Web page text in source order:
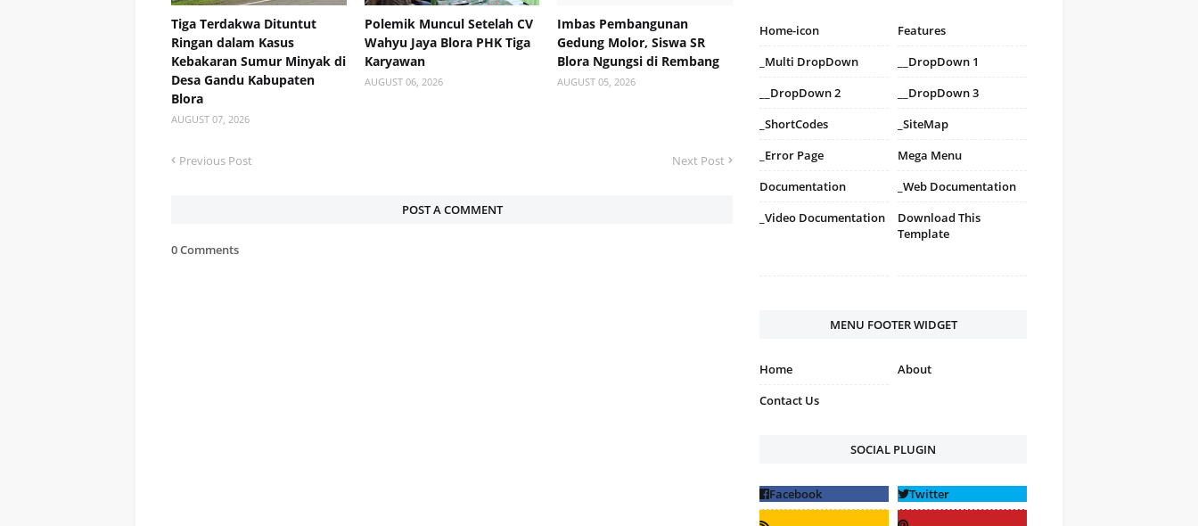
Tiga Terdakwa Dituntut
Ringan dalam Kasus
Kebakaran Sumur Minyak di
Desa Gandu Kabupaten
Blora
AUGUST 07, 2026
Polemik Muncul Setelah CV
Wahyu Jaya Blora PHK Tiga
Karyawan
AUGUST 06, 2026
Imbas Pembangunan
Gedung Molor, Siswa SR
Blora Ngungsi di Rembang
AUGUST 05, 2026
Previous Post Next Post
POST A COMMENT
0 Comments
Home-icon
Features
_Multi DropDown
__DropDown 1
__DropDown 2
__DropDown 3
_ShortCodes
_SiteMap
_Error Page
Mega Menu
Documentation
_Web Documentation
_Video Documentation
Download This
Template
MENU FOOTER WIDGET
Home
About
Contact Us
SOCIAL PLUGIN